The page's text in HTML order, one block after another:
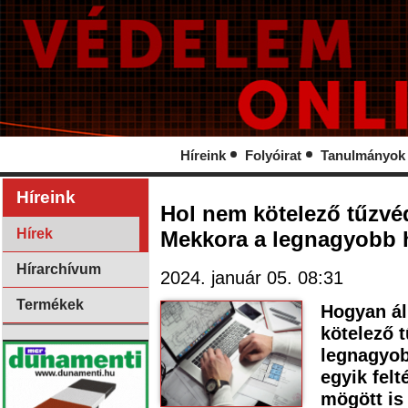
Híreink Folyóirat Tanulmányok
Híreink
Hírek
Hírarchívum
Termékek
Hol nem kötelező
Mekkora a legnagyobb
2024. január 05. 08:31
Hogyan
kötelező
egyik
mögött is